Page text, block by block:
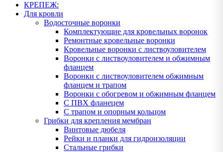
КРЕПЕЖ:
Для кровли
Водосточные воронки
Комплектующие для кровельных воронок
Ремонтные кровельные воронки
Кровельные воронки с листвоуловителем
Воронки с листвоуловителем и обжимным
фланцем
Воронки с листвоуловителем обжимным
фланцем и трапом
Воронки с обогревом и обжимным фланцем
С ПВХ фланецем
С трапом и опорным кольцом
Грибки для крепления мембран
Винтовые дюбеля
Рейки и планки для гидроизоляции
Стальные грибки